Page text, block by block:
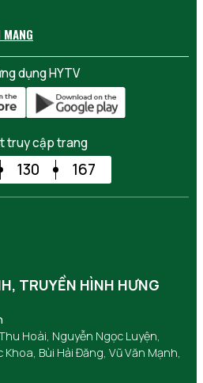
dụng HYTV
truy cập trang
130 167
TRUYỀN HÌNH HƯNG
Hoài, Nguyễn Ngọc Luyện,
Bùi Hải Đăng, Vũ Văn Mạnh,